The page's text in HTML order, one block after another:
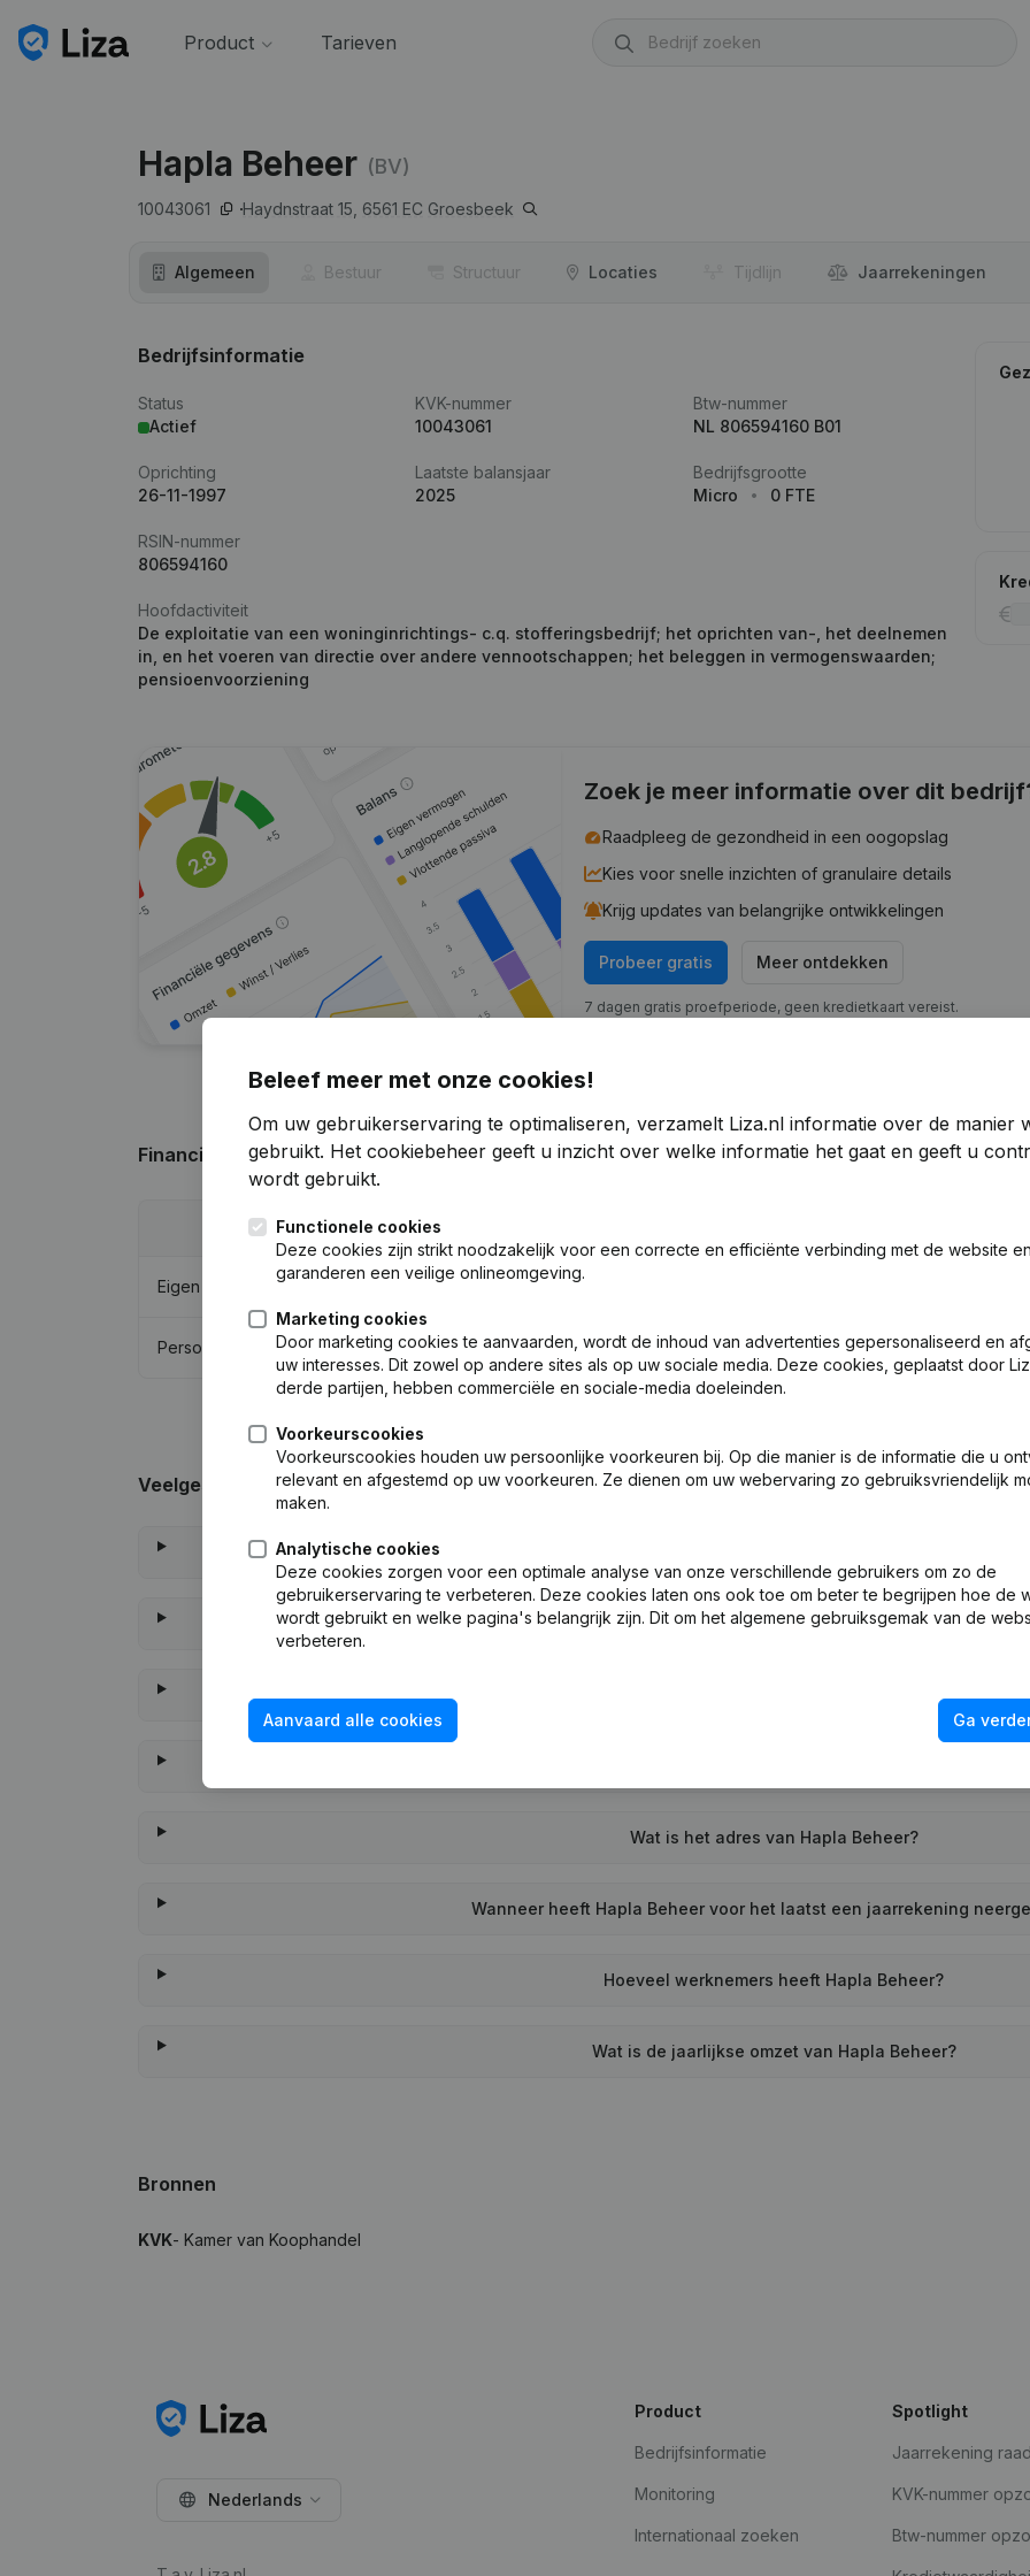
Product Tarieven
Hapla Beheer (BV)
10043061 Haydnstraat 15, 6561 EC Groesbeek
Algemeen Bestuur Structuur Locaties Tijdlijn Jaar­rekeningen
Bedrijfsinformatie
Status
Actief
KVK-nummer
10043061
Btw-nummer
NL 806594160 B01
Oprichting
26-11-1997
Laatste balansjaar
2025
Bedrijfsgrootte
Micro
0 FTE
RSIN-nummer
806594160
Hoofdactiviteit
De exploitatie van een woninginrichtings- c.q. stofferingsbedrijf; het oprichten van-, het deelnemen
in, en het voeren van directie over andere vennootschappen; het beleggen in vermogenswaarden;
pensioenvoorziening
Zoek je meer informatie over dit
Raadpleeg de gezondheid in een oogopslag
Kies voor snelle inzichten of granulaire details
Krijg updates van belangrijke ontwikkelingen
Probeer gratis Meer ontdekken
7 dagen gratis proefperiode, geen kredietkaart vereist.
Financiële gegevens van Hapla Beheer
Eigen vermogen € -1,63%
Personeel 0 0
Veelgestelde vragen
Wat is het btw-nummer van Hapla Beheer?
Wat is het adres van Hapla Beheer?
Wanneer heeft Hapla Beheer voor het laatst een jaarrekening
Hoeveel werknemers heeft Hapla Beheer?
Wat is de jaarlijkse omzet van Hapla Beheer?
Bronnen
KVK- Kamer van Koophandel
Beleef meer met onze cookies!
Om uw gebruikerservaring te optimaliseren, verzamelt Liza.nl informatie over de manier
gebruikt. Het cookiebeheer geeft u inzicht over welke informatie het gaat en geeft u
wordt gebruikt.
Functionele cookies
Deze cookies zijn strikt noodzakelijk voor een correcte en efficiënte verbinding met de website en
garanderen een veilige onlineomgeving.
Marketing cookies
Door marketing cookies te aanvaarden, wordt de inhoud van advertenties gepersonaliseerd en
uw interesses. Dit zowel op andere sites als op uw sociale media. Deze cookies, geplaatst door
derde partijen, hebben commerciële en sociale-media doeleinden.
Voorkeurscookies
Voorkeurscookies houden uw persoonlijke voorkeuren bij. Op die manier is de informatie die u
relevant en afgestemd op uw voorkeuren. Ze dienen om uw webervaring zo gebruiksvriendelijk
maken.
Analytische cookies
Deze cookies zorgen voor een optimale analyse van onze verschillende gebruikers om zo de
gebruikerservaring te verbeteren. Deze cookies laten ons ook toe om beter te begrijpen hoe de
wordt gebruikt en welke pagina's belangrijk zijn. Dit om het algemene gebruiksgemak van de
verbeteren.
Aanvaard alle cookies Ga
Nederlands
Product
Bedrijfsinformatie
Monitoring
Internationaal zoeken
Spotlight
Jaarrekening
KVK-nummer
Btw-nummer